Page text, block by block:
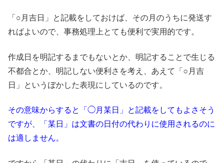
「○月吉日」と記載をしておけば、その月のうちに発送す
ればよいので、事務処理上とても便利で実用的です。
作成日 を明記するまでもないとか、明記することで生じる
不都合とか、明記しない便利さ を考え、あえて「○月吉
日」というぼかした表現にしているのです。
その意味からすると「◯月某日」と記載をしてもよさそう
ですが、「某日」は文書の日付の代わりに使用されるのに
は適しません。